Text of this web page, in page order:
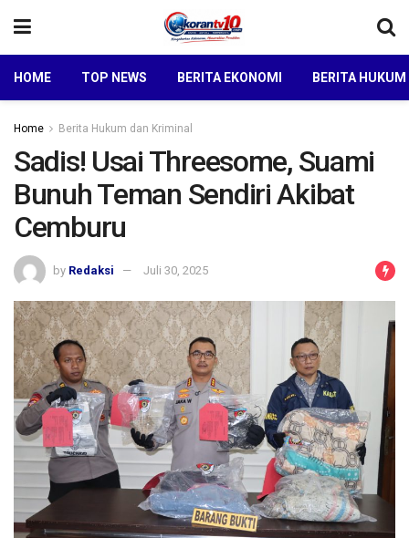
HOME TOP NEWS BERITA EKONOMI BERITA
Home Berita Hukum dan Kriminal
Sadis! Usai Threesome, Suami
Bunuh Teman Sendiri Akibat
Cemburu
by Redaksi Juli 30, 2025